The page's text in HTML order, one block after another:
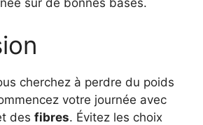
sur de bonnes bases.
cherchez à perdre du poids
votre journée avec
des fibres. Évitez les choix